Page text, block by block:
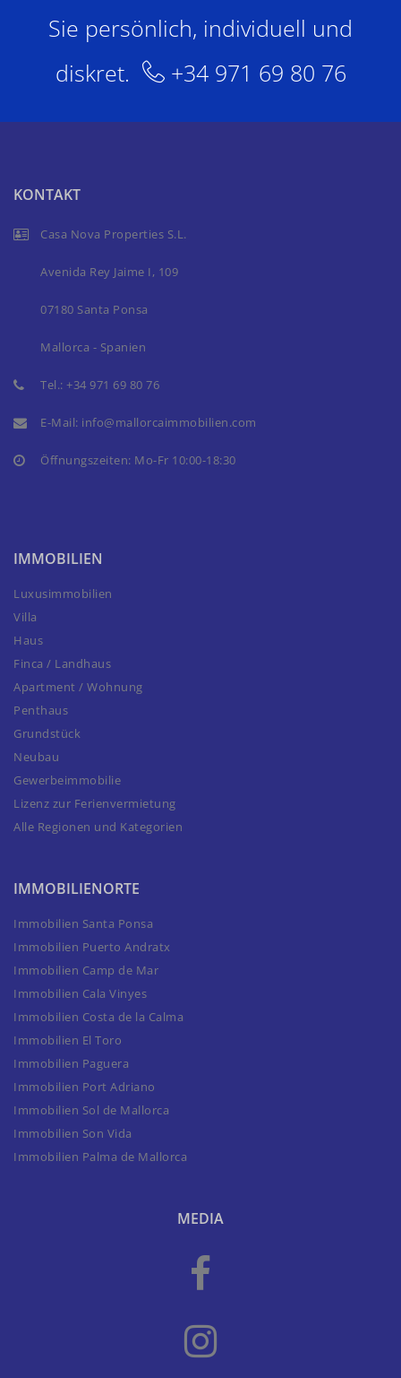
Sie persönlich, individuell und
diskret.
+34 971 69 80 76
KONTAKT
Casa Nova Properties S.L.
Avenida Rey Jaime I, 109
07180 Santa Ponsa
Mallorca - Spanien
Tel.: +34 971 69 80 76
E-Mail: info@mallorcaimmobilien.com
Öffnungszeiten: Mo-Fr 10:00-18:30
IMMOBILIEN
Luxusimmobilien
Villa
Haus
Finca / Landhaus
Apartment / Wohnung
Penthaus
Grundstück
Neubau
Gewerbeimmobilie
Lizenz zur Ferienvermietung
Alle Regionen und Kategorien
IMMOBILIENORTE
Immobilien Santa Ponsa
Immobilien Puerto Andratx
Immobilien Camp de Mar
Immobilien Cala Vinyes
Immobilien Costa de la Calma
Immobilien El Toro
Immobilien Paguera
Immobilien Port Adriano
Immobilien Sol de Mallorca
Immobilien Son Vida
Immobilien Palma de Mallorca
MEDIA